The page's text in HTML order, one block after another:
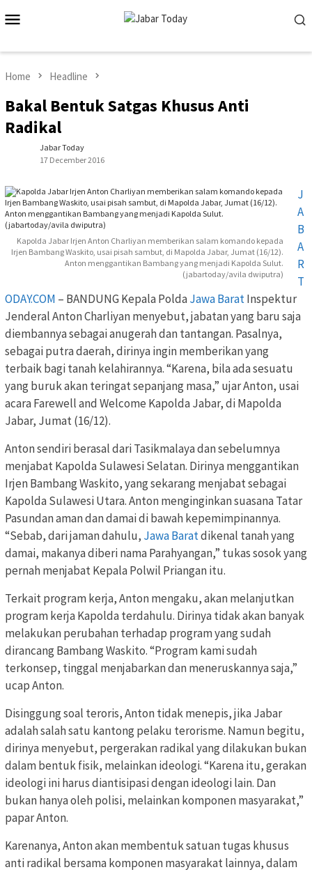
to
Home Headline
Bakal Bentuk Satgas Khusus Anti
Radikal
Jabar Today
17 December 2016
Kapolda Jabar Irjen Anton Charliyan memberikan salam komando kepada
Irjen Bambang Waskito, usai pisah sambut, di Mapolda Jabar, Jumat (16/12).
Anton menggantikan Bambang yang menjadi Kapolda Sulut.
(jabartoday/avila dwiputra)
J
A
B
A
R
T
ODAY.COM – BANDUNG Kepala PoldaJawa BaratInspektur
Jenderal Anton Charliyan menyebut, jabatan yang baru saja
diembannya sebagai anugerah dan tantangan. Pasalnya,
sebagai putra daerah, dirinya ingin memberikan yang
terbaik bagi tanah kelahirannya. “Karena, bila ada sesuatu
yang buruk akan teringat sepanjang masa,” ujar Anton, usai
acara Farewell and Welcome Kapolda Jabar, di Mapolda
Jabar, Jumat (16/12).
Anton sendiri berasal dari Tasikmalaya dan sebelumnya
menjabat Kapolda Sulawesi Selatan. Dirinya menggantikan
Irjen Bambang Waskito, yang sekarang menjabat sebagai
Kapolda Sulawesi Utara. Anton menginginkan suasana Tatar
Pasundan aman dan damai di bawah kepemimpinannya.
“Sebab, dari jaman dahulu, Jawa Baratdikenal tanah yang
damai, makanya diberi nama Parahyangan,” tukas sosok yang
pernah menjabat Kepala Polwil Priangan itu.
Terkait program kerja, Anton mengaku, akan melanjutkan
program kerja Kapolda terdahulu. Dirinya tidak akan banyak
melakukan perubahan terhadap program yang sudah
dirancang Bambang Waskito. “Program kami sudah
terkonsep, tinggal menjabarkan dan meneruskannya saja,”
ucap Anton.
Disinggung soal teroris, Anton tidak menepis, jika Jabar
adalah salah satu kantong pelaku terorisme. Namun begitu,
dirinya menyebut, pergerakan radikal yang dilakukan bukan
dalam bentuk fisik, melainkan ideologi. “Karena itu, gerakan
ideologi ini harus diantisipasi dengan ideologi lain. Dan
bukan hanya oleh polisi, melainkan komponen masyarakat,”
papar Anton.
Karenanya, Anton akan membentuk satuan tugas khusus
anti radikal bersama komponen masyarakat lainnya, dalam